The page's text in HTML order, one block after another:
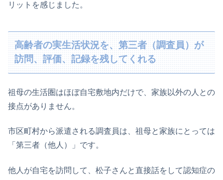
リットを感じました。
高齢者の実生活状況を、第三者（調査員）が
訪問、評価、記録を残してくれる
祖母の生活圏はほぼ自宅敷地内だけで、家族以外の人との
接点がありません。
市区町村から派遣される調査員は、祖母と家族にとっては
「第三者（他人）」です。
他人が自宅を訪問して、松子さんと直接話をして認知症の